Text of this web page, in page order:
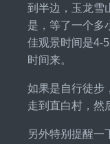
到半边，玉龙雪
是，等了一个多
佳观景时间是4-
时间来。
如果是自行徒步
走到直白村，然
另外特别提醒一